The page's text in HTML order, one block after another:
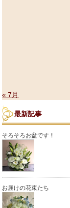
« 7月
最新記事
そろそろお盆です！
お届けの花束たち